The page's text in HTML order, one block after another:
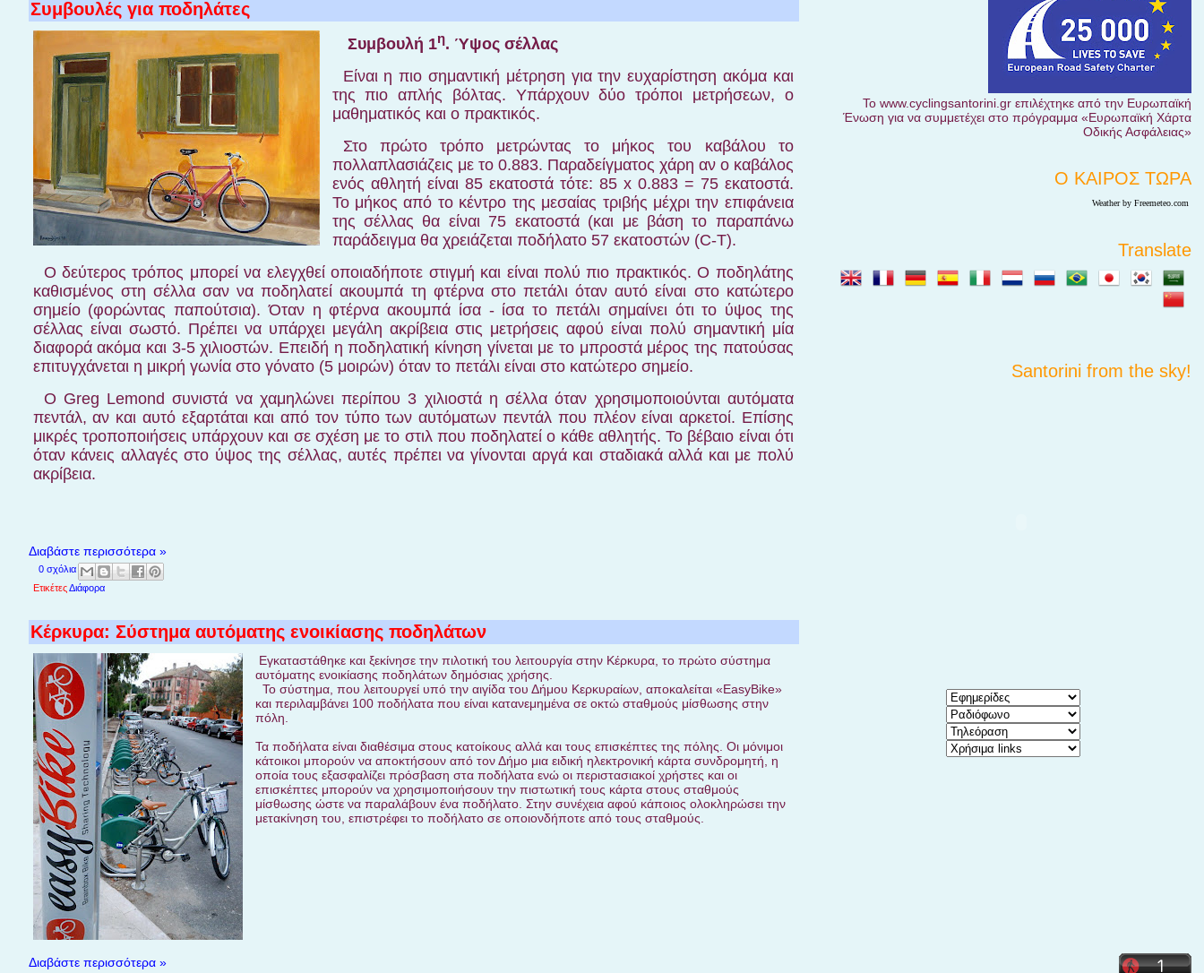
Συμβουλές για ποδηλάτες
Συμβουλή 1η. Ύψος σέλλας
Είναι η πιο σημαντική μέτρηση για την ευχαρίστηση ακόμα και
της πιο απλής βόλτας. Υπάρχουν δύο τρόποι μετρήσεων, ο
μαθηματικός και ο πρακτικός.
Στο πρώτο τρόπο μετρώντας το μήκος του καβάλου το
πολλαπλασιάζεις με το 0.883. Παραδείγματος χάρη αν ο καβάλος
ενός αθλητή είναι 85 εκατοστά τότε: 85 x0.883 = 75 εκατοστά.
Το μήκος από το κέντρο της μεσαίας τριβής μέχρι την επιφάνεια
της σέλλας θα είναι 75 εκατοστά (και με βάση το παραπάνω
παράδειγμα θα χρειάζεται ποδήλατο 57 εκατοστών (C-T).
Ο δεύτερος τρόπος μπορεί να ελεγχθεί οποιαδήποτε στιγμή και είναι πολύ πιο πρακτικός. Ο ποδηλάτης
καθισμένος στη σέλλα σαν να ποδηλατεί ακουμπά τη φτέρνα στο πετάλι όταν αυτό είναι στο κατώτερο
σημείο (φορώντας παπούτσια). Όταν η φτέρνα ακουμπά ίσα - ίσα το πετάλι σημαίνει ότι τo ύψος της
σέλλας είναι σωστό. Πρέπει να υπάρχει μεγάλη ακρίβεια στις μετρήσεις αφού είναι πολύ σημαντική μία
διαφορά ακόμα και 3-5 χιλιοστών. Επειδή η ποδηλατική κίνηση γίνεται με το μπροστά μέρος της πατούσας
επιτυγχάνεται η μικρή γωνία στο γόνατο (5 μοιρών) όταν το πετάλι είναι στο κατώτερο σημείο.
Ο Greg Lemond συνιστά να χαμηλώνει περίπου 3 χιλιοστά η σέλλα όταν χρησιμοποιούνται αυτόματα
πεντάλ, αν και αυτό εξαρτάται και από τον τύπο των αυτόματων πεντάλ που πλέον είναι αρκετοί. Επίσης
μικρές τροποποιήσεις υπάρχουν και σε σχέση με το στιλ που ποδηλατεί ο κάθε αθλητής. Το βέβαιο είναι ότι
όταν κάνεις αλλαγές στο ύψος της σέλλας, αυτές πρέπει να γίνονται αργά και σταδιακά αλλά και με πολύ
ακρίβεια.
Διαβάστε περισσότερα »
0 σχόλια
ΕτικέτεςΔιάφορα
Κέρκυρα: Σύστημα αυτόματης ενοικίασης ποδηλάτων
Εγκαταστάθηκε και ξεκίνησε την πιλοτική του λειτουργία στην Κέρκυρα, το πρώτο σύστημα
αυτόματης ενοικίασης ποδηλάτων δημόσιας χρήσης.
Το σύστημα, που λειτουργεί υπό την αιγίδα του Δήμου Κερκυραίων, αποκαλείται «EasyBike»
και περιλαμβάνει 100 ποδήλατα που είναι κατανεμημένα σε οκτώ σταθμούς μίσθωσης στην
πόλη.
Τα ποδήλατα είναι διαθέσιμα στους κατοίκους αλλά και τους επισκέπτες της πόλης. Οι μόνιμοι
κάτοικοι μπορούν να αποκτήσουν από τον Δήμο μια ειδική ηλεκτρονική κάρτα συνδρομητή, η
οποία τους εξασφαλίζει πρόσβαση στα ποδήλατα ενώ οι περιστασιακοί χρήστες και οι
επισκέπτες μπορούν να χρησιμοποιήσουν την πιστωτική τους κάρτα στους σταθμούς
μίσθωσης ώστε να παραλάβουν ένα ποδήλατο. Στην συνέχεια αφού κάποιος ολοκληρώσει την
μετακίνηση του, επιστρέφει το ποδήλατο σε οποιονδήποτε από τους σταθμούς.
Διαβάστε περισσότερα »
Το www.cyclingsantorini.gr επιλέχτηκε από την Ευρωπαϊκή
Ένωση για να συμμετέχει στο πρόγραμμα «Ευρωπαϊκή Χάρτα
Οδικής Ασφάλειας»
Ο ΚΑΙΡΟΣ ΤΩΡΑ
Weather by Freemeteo.com
Translate
Santorini from the sky!